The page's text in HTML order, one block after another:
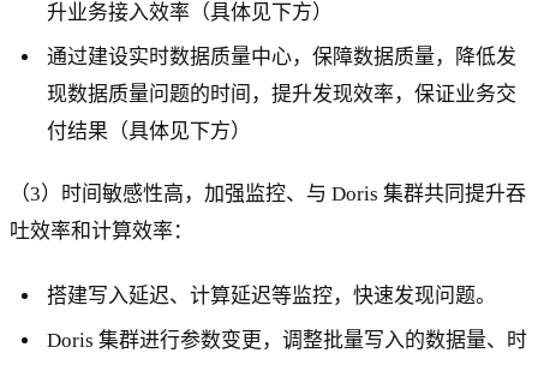
升业务接入效率（具体见下方）
通过建设实时数据质量中心，保障数据质量，降低发
现数据质量问题的时间，提升发现效率，保证业务交
付结果（具体见下方）
（3）时间敏感性高，加强监控、与 Doris 集群共同提升吞
吐效率和计算效率：
搭建写入延迟、计算延迟等监控，快速发现问题。
Doris 集群进行参数变更，调整批量写入的数据量、时